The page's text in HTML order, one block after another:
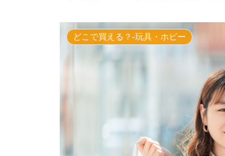
どこで買える？-玩具・ホビー